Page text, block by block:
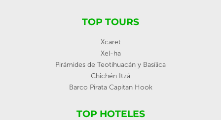
TOP TOURS
Xcaret
Xel-ha
Pirámides de Teotihuacán y Basílica
Chichén Itzá
Barco Pirata Capitan Hook
TOP HOTELES